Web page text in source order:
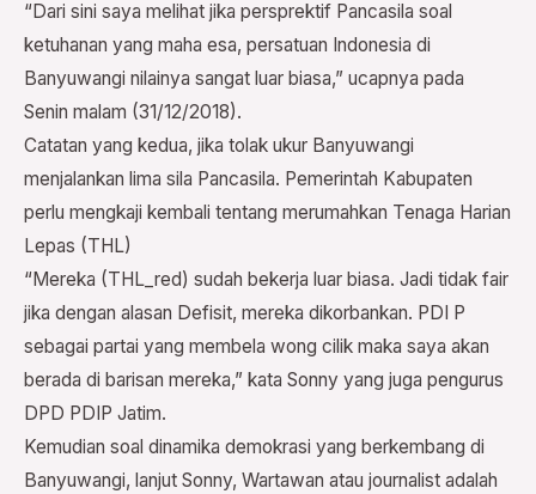
“Dari sini saya melihat jika persprektif Pancasila soal
ketuhanan yang maha esa, persatuan Indonesia di
Banyuwangi nilainya sangat luar biasa,” ucapnya pada
Senin malam (31/12/2018).
Catatan yang kedua, jika tolak ukur Banyuwangi
menjalankan lima sila Pancasila. Pemerintah Kabupaten
perlu mengkaji kembali tentang merumahkan Tenaga Harian
Lepas (THL)
“Mereka (THL_red) sudah bekerja luar biasa. Jadi tidak fair
jika dengan alasan Defisit, mereka dikorbankan. PDI P
sebagai partai yang membela wong cilik maka saya akan
berada di barisan mereka,” kata Sonny yang juga pengurus
DPD PDIP Jatim.
Kemudian soal dinamika demokrasi yang berkembang di
Banyuwangi, lanjut Sonny, Wartawan atau journalist adalah